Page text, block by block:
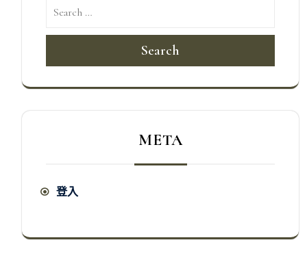
Search
META
登入